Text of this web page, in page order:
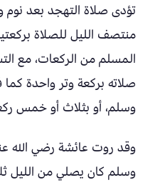
تؤدى صلاة التهجد بعد نوم
منتصف الليل للصلاة
المسلم من الركعات، مع
صلاته بركعة وتر واحدة
وسلم، أو بثلاث أو خمس
وقد روت عائشة رضي الله
وسلم كان يصلي من الليل